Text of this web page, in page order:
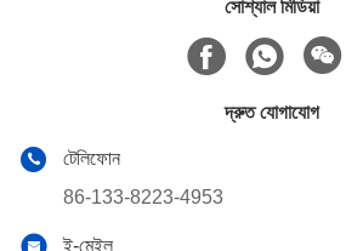
সোশ্যাল মিডিয়া
দ্রুত যোগাযোগ
টেলিফোন
86-133-8223-4953
ই-মেইল